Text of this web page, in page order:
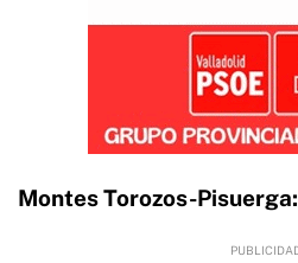
Montes Torozos-Pisuerga: